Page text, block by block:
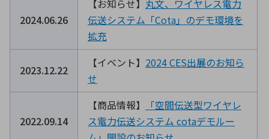
2024.06.26
【お知らせ】 丸文、ワイヤレス電力
伝送システム「Cota」のデモ環境を
拡充
2023.12.22
【イベント】 2024 CES出展のお知ら
せ
2022.09.14
【商品情報】
「空間伝送型ワイヤレ
ス電力伝送システム cotaデモルー